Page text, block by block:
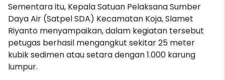
Sementara itu, Kepala Satuan Pelaksana Sumber
Daya Air (Satpel SDA) Kecamatan Koja, Slamet
Riyanto menyampaikan, dalam kegiatan tersebut
petugas berhasil mengangkut sekitar 25 meter
kubik sedimen atau setara dengan 1.000 karung
lumpur.